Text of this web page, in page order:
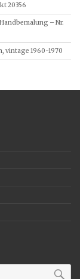
20356
– Nr.
vintage 1960-1970